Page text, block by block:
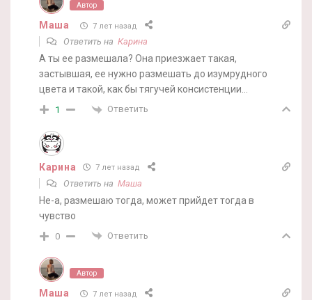
Автор
Маша 7 лет назад
Ответить на Карина
А ты ее размешала? Она приезжает такая,
застывшая, ее нужно размешать до изумрудного
цвета и такой, как бы тягучей консистенции…
1 Ответить
Карина 7 лет назад
Ответить на Маша
Не-а, размешаю тогда, может прийдет тогда в
чувство
0 Ответить
Автор
Маша 7 лет назад